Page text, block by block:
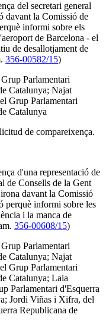
del secretari general
davant la Comissió de
informi sobre els
de Barcelona - el
de desallotjament de
356-00582/15)
Parlamentari
Catalunya; Najat
Grup Parlamentari
Catalunya
de compareixença.
d'una representació de
de Consells de la Gent
davant la Comissió
perquè informi sobre les
i la manca de
356-00608/15)
Parlamentari
Catalunya; Najat
Grup Parlamentari
Catalunya; Laia
Parlamentari d'Esquerra
Jordi Viñas i Xifra, del
Republicana de